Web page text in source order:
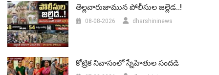
తెల్లవారుజామున పోలీసుల జల్లెడ..!
08-08-2026 dharshininews
కోట్రిక నివాసంలో స్నేహితుల సందడి